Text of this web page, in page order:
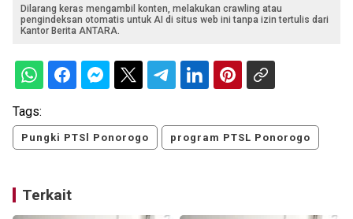
Dilarang keras mengambil konten, melakukan crawling atau
pengindeksan otomatis untuk AI di situs web ini tanpa izin tertulis dari
Kantor Berita ANTARA.
Tags:
Pungki PTSl Ponorogo program PTSL Ponorogo
Terkait